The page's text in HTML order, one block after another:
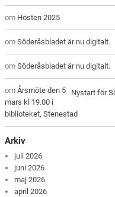
om Hösten 2025
omSöderåsbladet är nu digitalt.
omSöderåsbladet är nu digitalt.
Nystart för
omÅrsmöte den 5
mars kl 19.00 i
biblioteket, Stenestad
Arkiv
juli 2026
juni 2026
maj 2026
april 2026